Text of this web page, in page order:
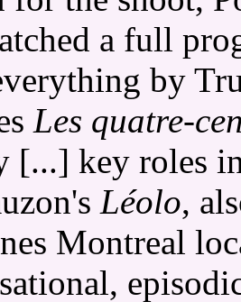
a full
by
Les quatre-
[...] key roles
Léolo,
Montreal